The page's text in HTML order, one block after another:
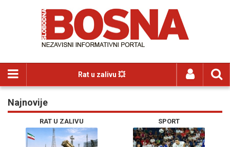
Rat u zalivu 💥
Najnovije
RAT U ZALIVU SPORT